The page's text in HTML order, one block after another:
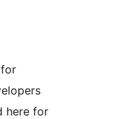
here for